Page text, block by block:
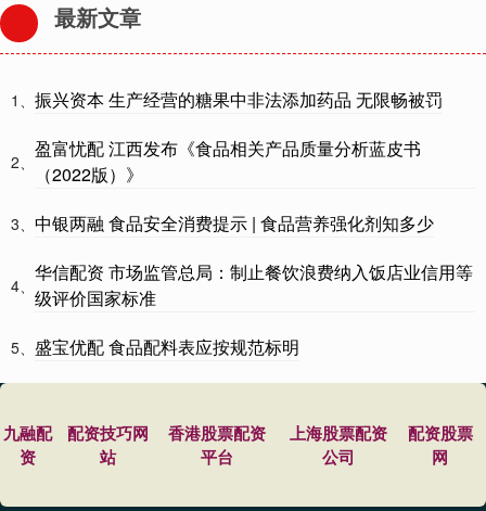
最新文章
1、 振兴资本 生产经营的糖果中非法添加药品 无限畅被罚
2、
盈富忧配 江西发布《食品相关产品质量分析蓝皮书
（2022版）》
3、 中银两融 食品安全消费提示 | 食品营养强化剂知多少
4、
华信配资 市场监管总局：制止餐饮浪费纳入饭店业信用等
级评价国家标准
5、 盛宝优配 食品配料表应按规范标明
九融配
资
配资技巧网
站
香港股票配资
平台
上海股票配资
公司
配资股票
网